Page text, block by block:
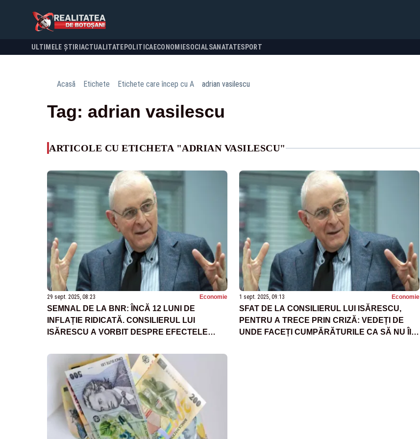
ULTIMELE ȘTIRI ACTUALITATE POLITICA ECONOMIESOCIALSANATATESPORT
Acasă Etichete Etichete care încep cu A adrian vasilescu
Tag: adrian vasilescu
ARTICOLE CU ETICHETA "ADRIAN VASILESCU"
29 sept. 2025, 08:23 Economie
SEMNAL DE LA BNR: ÎNCĂ 12 LUNI DE
INFLAȚIE RIDICATĂ. CONSILIERUL LUI
ISĂRESCU A VORBIT DESPRE EFECTELE
1 sept. 2025, 09:13 Economie
SFAT DE LA CONSILIERUL LUI ISĂRESCU,
PENTRU A TRECE PRIN CRIZĂ: VEDEȚI DE
UNDE FACEȚI CUMPĂRĂTURILE CA SĂ NU ÎI